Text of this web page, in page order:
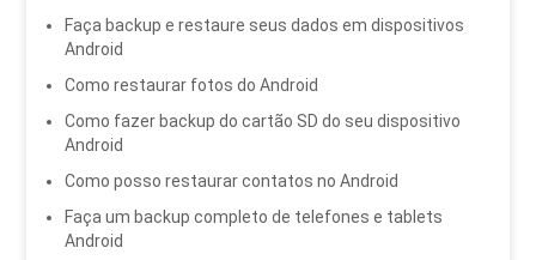
Faça backup e restaure seus dados em dispositivos
Android
Como restaurar fotos do Android
Como fazer backup do cartão SD do seu dispositivo
Android
Como posso restaurar contatos no Android
Faça um backup completo de telefones e tablets
Android